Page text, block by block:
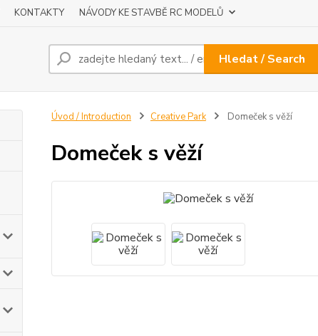
KONTAKTY NÁVODY KE STAVBĚ RC MODELŮ
Hledat / Search
Úvod / Introduction Creative Park Domeček s věží
Domeček s věží